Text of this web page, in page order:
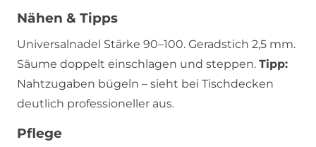
Nähen & Tipps
Universalnadel Stärke 90–100. Geradstich 2,5 mm.
Säume doppelt einschlagen und steppen. Tipp:
Nahtzugaben bügeln – sieht bei Tischdecken
deutlich professioneller aus.
Pflege